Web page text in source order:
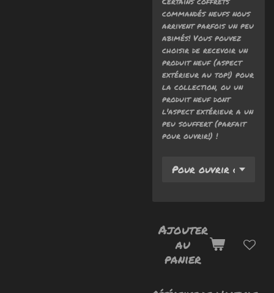
commandés neufs nous
arrivent parfois un peu
abimés! Vous pouvez
choisir de recevoir un
produit neuf (aspect
extérieur au top!) pour
la collection, ou un
produit neuf dont
l'aspect extérieur a un
peu souffert (parfait
pour ouvrir!) !
Ajouter
au
panier